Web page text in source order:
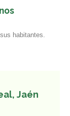
habitantes.
Jaén